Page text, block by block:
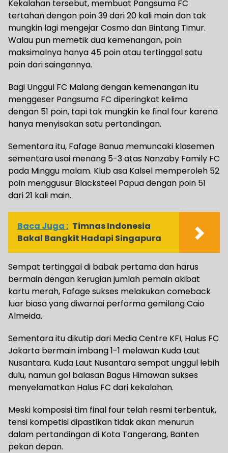
Kekalahan tersebut, membuat Pangsuma FC
tertahan dengan poin 39 dari 20 kali main dan tak
mungkin lagi mengejar Cosmo dan Bintang Timur.
Walau pun memetik dua kemenangan, poin
maksimalnya hanya 45 poin atau tertinggal satu
poin dari saingannya.
Bagi Unggul FC Malang dengan kemenangan itu
menggeser Pangsuma FC diperingkat kelima
dengan 51 poin, tapi tak mungkin ke final four karena
hanya menyisakan satu pertandingan.
Sementara itu, Fafage Banua memuncaki klasemen
sementara usai menang 5-3 atas Nanzaby Family FC
pada Minggu malam. Klub asa Kalsel memperoleh 52
poin menggusur Blacksteel Papua dengan poin 51
dari 21 kali main.
Baca Juga : Timnas Indonesia
Bakal Bangkit Hadapi Singapura
Sempat tertinggal di babak pertama dan harus
bermain dengan kerugian jumlah pemain akibat
kartu merah, Fafage sukses melakukan comeback
luar biasa yang diwarnai performa gemilang Caio
Almeida.
Sementara itu dikutip dari Media Centre KFI, Halus FC
Jakarta bermain imbang 1-1 melawan Kuda Laut
Nusantara. Kuda Laut Nusantara sempat unggul lebih
dulu, namun gol balasan Bagus Himawan sukses
menyelamatkan Halus FC dari kekalahan.
​Meski komposisi tim final four telah resmi terbentuk,
tensi kompetisi dipastikan tidak akan menurun
dalam pertandingan di Kota Tangerang, Banten
pekan depan.